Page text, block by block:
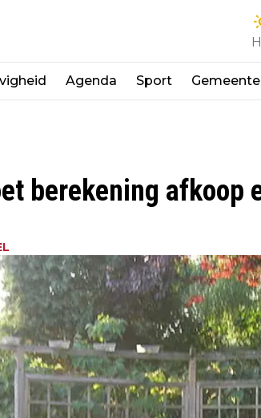
Agenda Sport Gemeente
berekening afkoop